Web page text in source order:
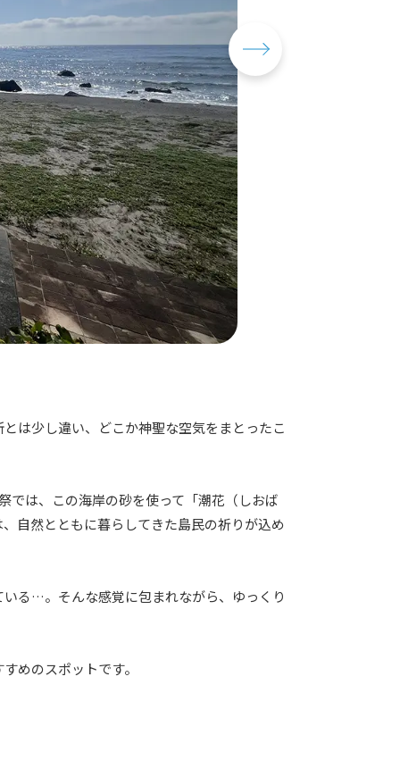
は少し違い、どこか神聖な空気をまとったこ
では、この海岸の砂を使って「潮花（しおば
自然とともに暮らしてきた島民の祈りが込め
る…。そんな感覚に包まれながら、ゆっくり
めのスポットです。